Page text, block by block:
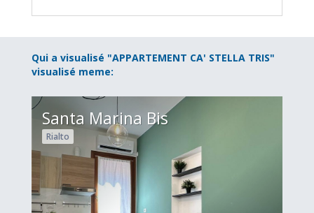
Qui a visualisé "APPARTEMENT CA' STELLA TRIS"
visualisé meme:
Santa Marina Bis
Rialto